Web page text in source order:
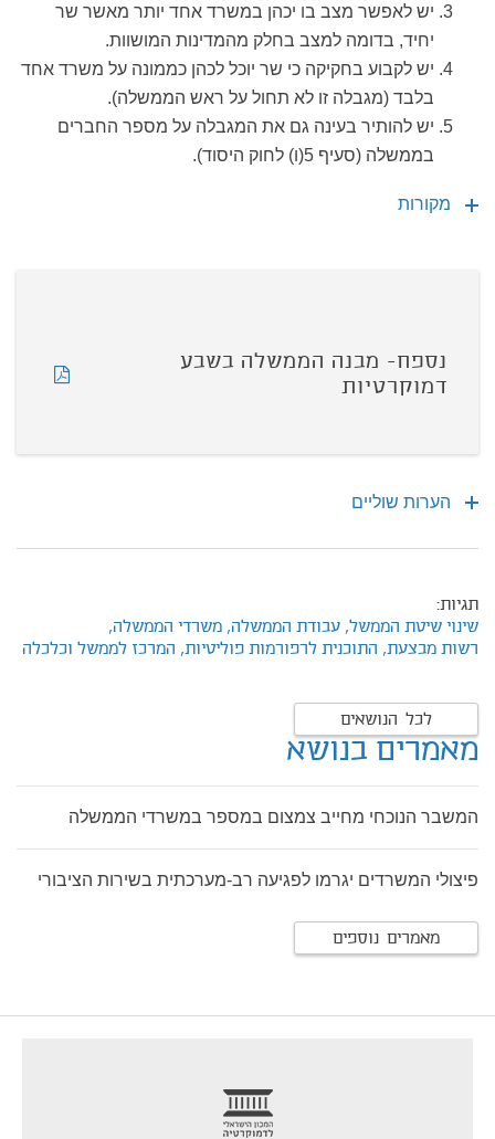
יש לאפשר מצב בו יכהן במשרד אחד יותר מאשר שר
יחיד, בדומה למצב בחלק מהמדינות המושוות.
יש לקבוע בחקיקה כי שר יוכל לכהן כממונה על משרד אחד
בלבד (מגבלה זו לא תחול על ראש הממשלה).
יש להותיר בעינה גם את המגבלה על מספר החברים
בממשלה (סעיף 5(ו) לחוק היסוד).
מקורות
נספח- מבנה הממשלה בשבע
דמוקרטיות
הערות שוליים
תגיות:
שינוי שיטת הממשל, עבודת הממשלה, משרדי הממשלה,
רשות מבצעת, התוכנית לרפורמות פוליטיות, המרכז לממשל וכלכלה
לכל הנושאים
מאמרים בנושא
המשבר הנוכחי מחייב צמצום במספר במשרדי הממשלה
פיצולי המשרדים יגרמו לפגיעה רב-מערכתית בשירות הציבורי
מאמרים נוספים